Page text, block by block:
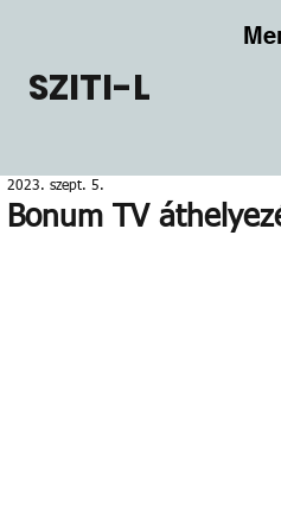
SZITI-L
Bonum TV
2023. szept. 5.